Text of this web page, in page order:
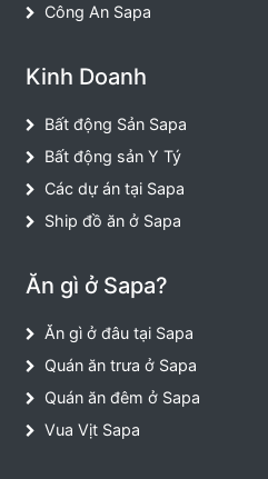
Công An Sapa
Kinh Doanh
Bất động Sản Sapa
Bất động sản Y Tý
Các dự án tại Sapa
Ship đồ ăn ở Sapa
Ăn gì ở Sapa?
Ăn gì ở đâu tại Sapa
Quán ăn trưa ở Sapa
Quán ăn đêm ở Sapa
Vua Vịt Sapa